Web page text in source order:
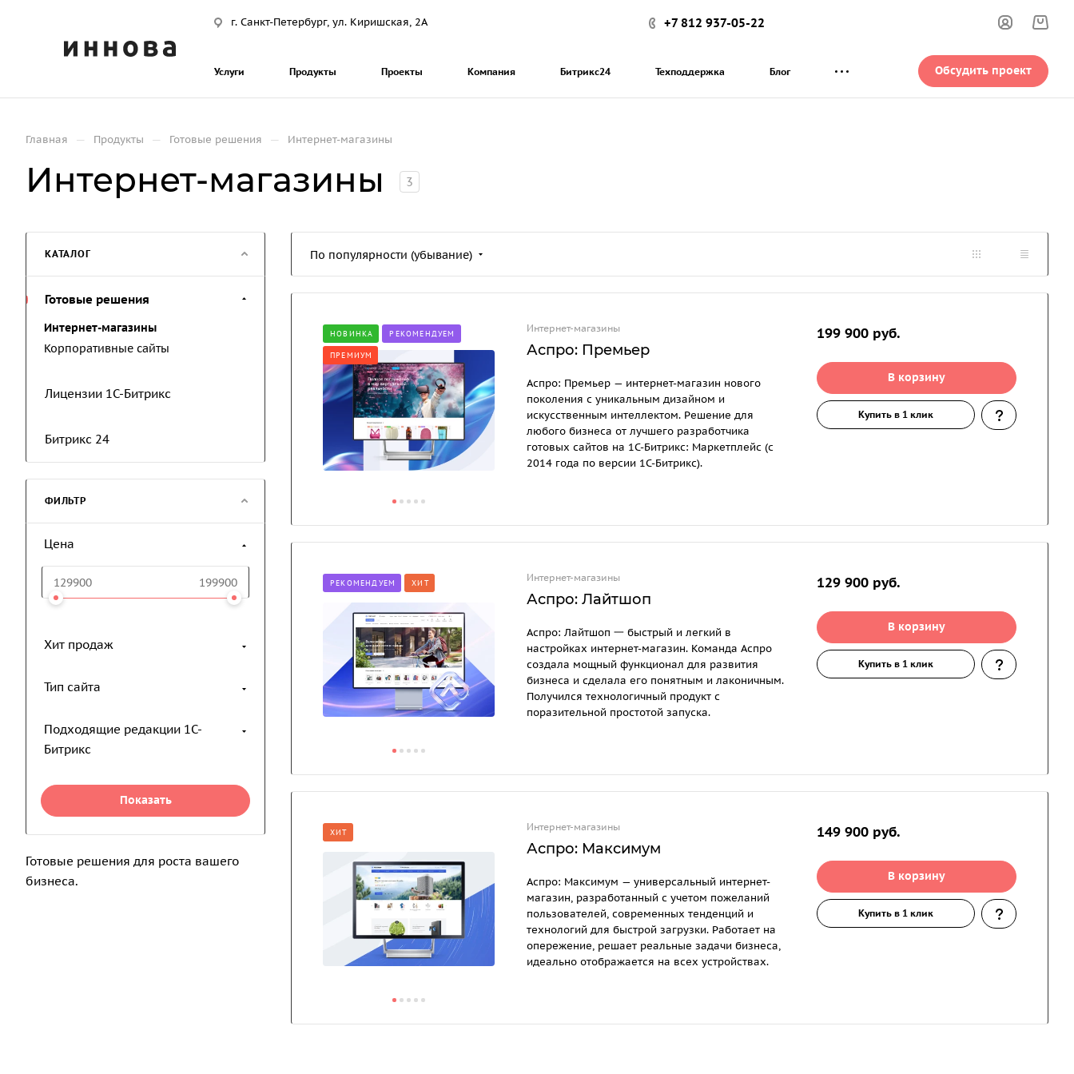
г. Санкт-Петербург, ул. Киришская, 2А +7 812 937-05-22
Услуги Продукты Проекты Компания Битрикс24 Техподдержка Блог Обсудить проект
Главная — Продукты — Готовые решения — Интернет-магазины
Интернет-магазины 3
По популярности (убывание)
НОВИНКА РЕКОМЕНДУЕМ
ПРЕМИУМ
Интернет-магазины
Аспро: Премьер
Аспро: Премьер — интернет-магазин нового
поколения с уникальным дизайном и
искусственным интеллектом. Решение для
любого бизнеса от лучшего разработчика
готовых сайтов на 1С-Битрикс: Маркетплейс (с
2014 года по версии 1С-Битрикс).
199 900 руб.
В корзину
Купить в 1 клик
РЕКОМЕНДУЕМ ХИТ Интернет-магазины
Аспро: Лайтшоп
Аспро: Лайтшоп 一 быстрый и легкий в
настройках интернет-магазин. Команда Аспро
создала мощный функционал для развития
бизнеса и сделала его понятным и лаконичным.
Получился технологичный продукт с
поразительной простотой запуска.
129 900 руб.
В корзину
Купить в 1 клик
ХИТ Интернет-магазины
Аспро: Максимум
Аспро: Максимум — универсальный интернет-
магазин, разработанный с учетом пожеланий
пользователей, современных тенденций и
технологий для быстрой загрузки. Работает на
опережение, решает реальные задачи бизнеса,
идеально отображается на всех устройствах.
149 900 руб.
В корзину
Купить в 1 клик
КАТАЛОГ
Готовые решения
Интернет-магазины
Корпоративные сайты
Лицензии 1С-Битрикс
Битрикс 24
ФИЛЬТР
Цена
Хит продаж
Тип сайта
Подходящие редакции 1С-
Битрикс
Готовые решения для роста вашего
бизнеса.